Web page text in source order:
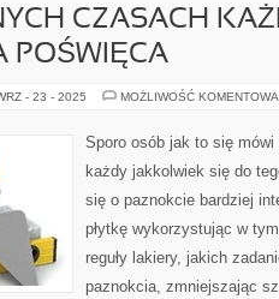
CZASACH
POŚWIĘCA
- 23 - 2025 MOŻLIWOŚĆ
Sporo osób jak to się
każdy jakkolwiek się do
się o paznokcie bardziej
płytkę wykorzystując w
reguły lakiery, jakich
paznokcia, zmniejszając